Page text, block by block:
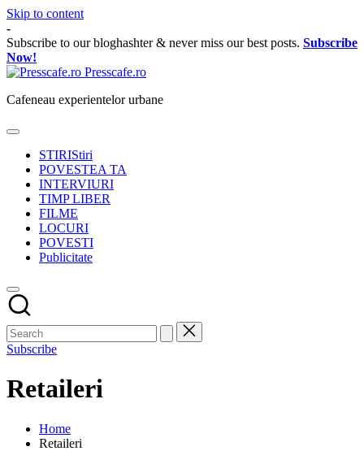
Skip to content
-
Subscribe to our bloghashter & never miss our best posts. Subscribe
Now!
Presscafe.ro
Cafeneau experientelor urbane
STIRIStiri
POVESTEA TA
INTERVIURI
TIMP LIBER
FILME
LOCURI
POVESTI
Publicitate
Subscribe
Retaileri
Home
Retaileri